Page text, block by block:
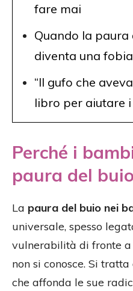
fare mai
Quando la
diventa una fobia
“Il gufo che
libro per aiutare
Perché i
paura del
La paura del buio nei
universale, spesso
vulnerabilità di fronte a
non si conosce. Si
che affonda le sue